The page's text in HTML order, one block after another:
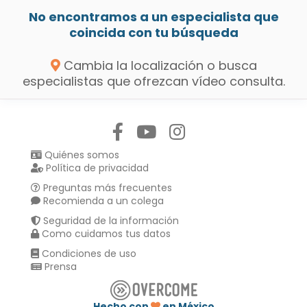
No encontramos a un especialista que
coincida con tu búsqueda
Cambia la localización o busca
especialistas que ofrezcan vídeo consulta.
Quiénes somos
Política de privacidad
Preguntas más frecuentes
Recomienda a un colega
Seguridad de la información
Como cuidamos tus datos
Condiciones de uso
Prensa